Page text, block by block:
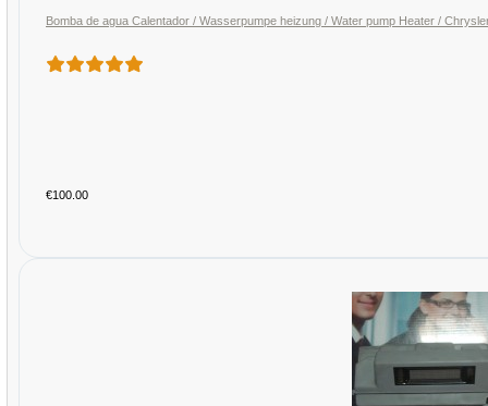
Bomba de agua Calentador / Wasserpumpe heizung / Water pump Heater /
€100.00